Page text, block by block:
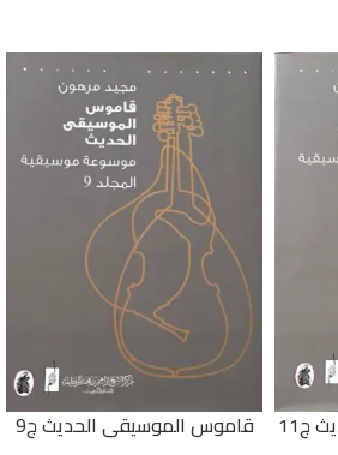
ج11
قاموس الموسيقى الحديث ج9